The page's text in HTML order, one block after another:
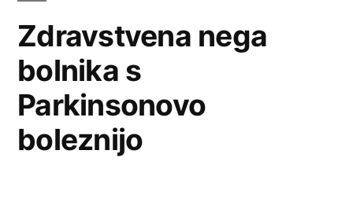
Zdravstvena nega
bolnika s
Parkinsonovo
boleznijo